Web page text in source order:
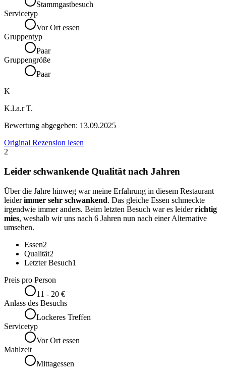
Stammgastbesuch
Servicetyp
Vor Ort essen
Gruppentyp
Paar
Gruppengröße
Paar
K
K.l.a.r T.
Bewertung abgegeben: 13.09.2025
Original Rezension lesen
2
Leider schwankende Qualität nach Jahren
Über die Jahre hinweg war meine Erfahrung in diesem Restaurant
leiderimmer sehr schwankend. Das gleiche Essen schmeckte
irgendwie immer anders. Beim letzten Besuch war es leiderrichtig
mies, weshalb wir uns nach 6 Jahren nun nach einer Alternative
umsehen.
Essen2
Qualität2
Letzter Besuch1
Preis pro Person
11 - 20 €
Anlass des Besuchs
Lockeres Treffen
Servicetyp
Vor Ort essen
Mahlzeit
Mittagessen